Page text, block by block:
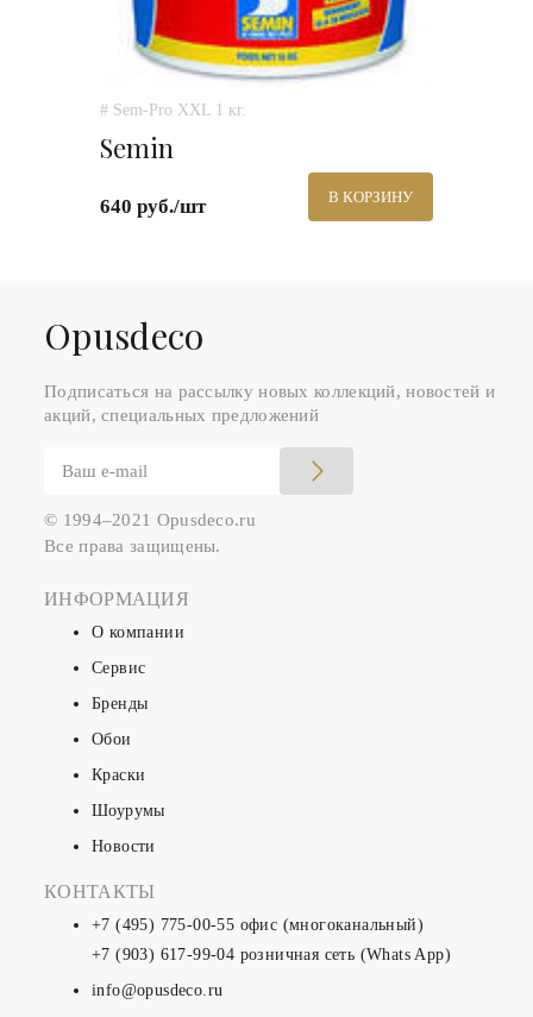
# Sem-Pro XXL 1 кг.
Semin
640 руб./шт В КОРЗИНУ
Оpusdeco
Подписаться на рассылку новых коллекций, новостей и
акций, специальных предложений
© 1994–2021 Opusdeco.ru
Все права защищены.
ИНФОРМАЦИЯ
О компании
Сервис
Бренды
Обои
Краски
Шоурумы
Новости
КОНТАКТЫ
+7 (495) 775-00-55 офис (многоканальный)
+7 (903) 617-99-04 розничная сеть (Whats App)
info@opusdeco.ru